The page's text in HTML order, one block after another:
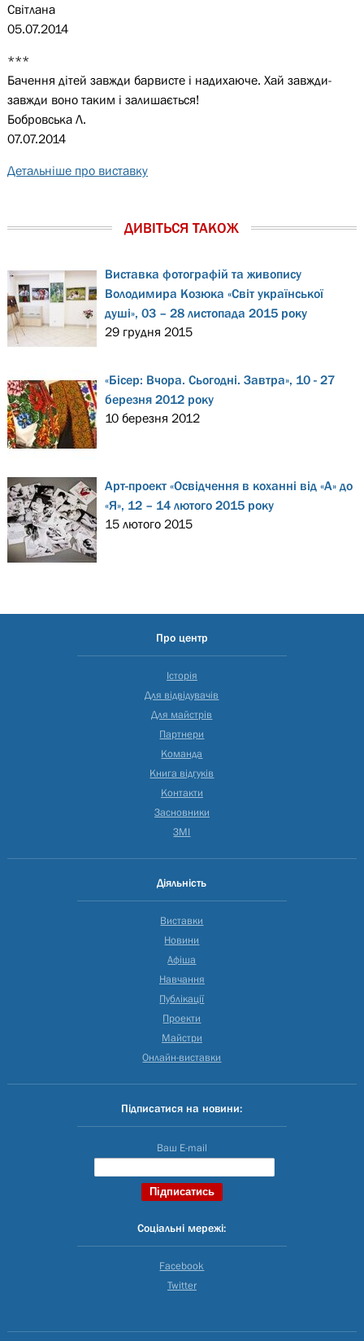
Світлана
05.07.2014
***
Бачення дітей завжди барвисте і надихаюче. Хай завжди-
завжди воно таким і залишається!
Бобровська Л.
07.07.2014
Детальніше про виставку
ДИВІТЬСЯ ТАКОЖ
Виставка фотографій та живопису
Володимира Козюка «Світ української
душі», 03 – 28 листопада 2015 року
29 грудня 2015
«Бісер: Вчора. Сьогодні. Завтра», 10 - 27
березня 2012 року
10 березня 2012
Арт-проект «Освідчення в коханні від «А» до
«Я», 12 – 14 лютого 2015 року
15 лютого 2015
Про центр
Історія
Для відвідувачів
Для майстрів
Партнери
Команда
Книга відгуків
Контакти
Засновники
ЗМІ
Діяльність
Виставки
Новини
Афіша
Навчання
Публікації
Проекти
Майстри
Онлайн-виставки
Підписатися на новини:
Ваш E-mail
Соціальні мережі:
Facebook
Twitter